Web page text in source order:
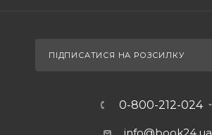
ПІДПИСАТИСЯ НА РОЗСИЛКУ
0-800-212-024